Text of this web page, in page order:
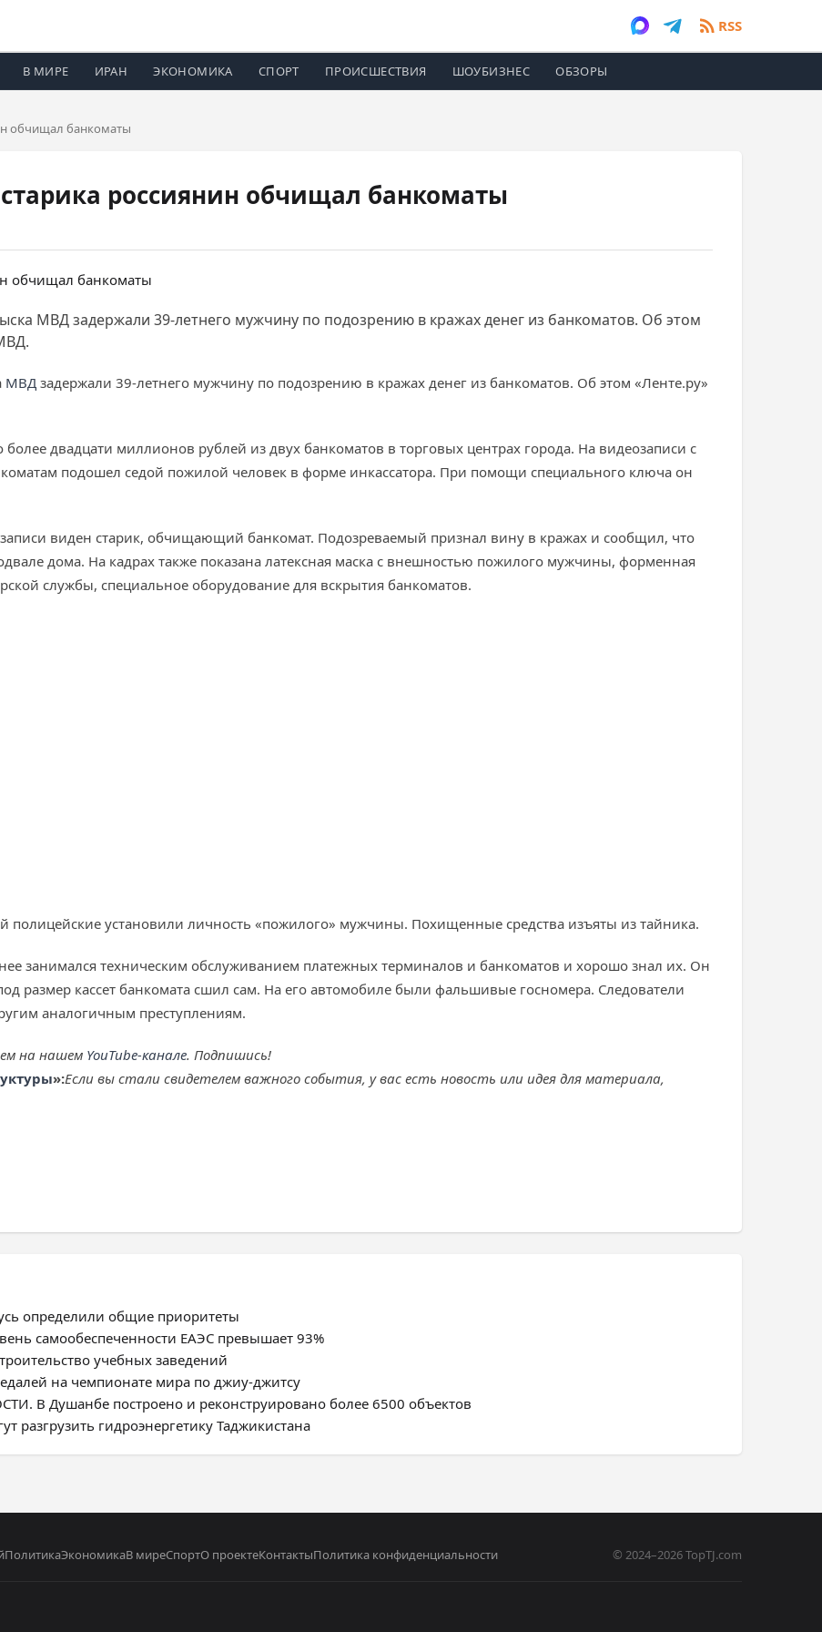
RSS
В МИРЕ ИРАН ЭКОНОМИКА СПОРТ ПРОИСШЕСТВИЯ ШОУБИЗНЕС ОБЗОРЫ
обчищал банкоматы
россиянин обчищал банкоматы
МВД задержали 39-летнего мужчину по подозрению в кражах денег из банкоматов. Об этом
МВД задержали 39-летнего мужчину по подозрению в кражах денег из банкоматов. Об этом «Ленте.ру»
двадцати миллионов рублей из двух банкоматов в торговых центрах города. На видеозаписи с
подошел седой пожилой человек в форме инкассатора. При помощи специального ключа он
виден старик, обчищающий банкомат. Подозреваемый признал вину в кражах и сообщил, что
дома. На кадрах также показана латексная маска с внешностью пожилого мужчины, форменная
службы, специальное оборудование для вскрытия банкоматов.
полицейские установили личность «пожилого» мужчины. Похищенные средства изъяты из тайника.
занимался техническим обслуживанием платежных терминалов и банкоматов и хорошо знал их. Он
размер кассет банкомата сшил сам. На его автомобиле были фальшивые госномера. Следователи
аналогичным преступлениям.
на нашем YouTube-канале. Подпишись!
»:Если вы стали свидетелем важного события, у вас есть новость или идея для материала,
определили общие приоритеты
самообеспеченности ЕАЭС превышает 93%
учебных заведений
на чемпионате мира по джиу-джитсу
В Душанбе построено и реконструировано более 6500 объектов
разгрузить гидроэнергетику Таджикистана
ПолитикаЭкономикаВ миреСпортО проектеКонтактыПолитика конфиденциальности © 2024–2026 TopTJ.com